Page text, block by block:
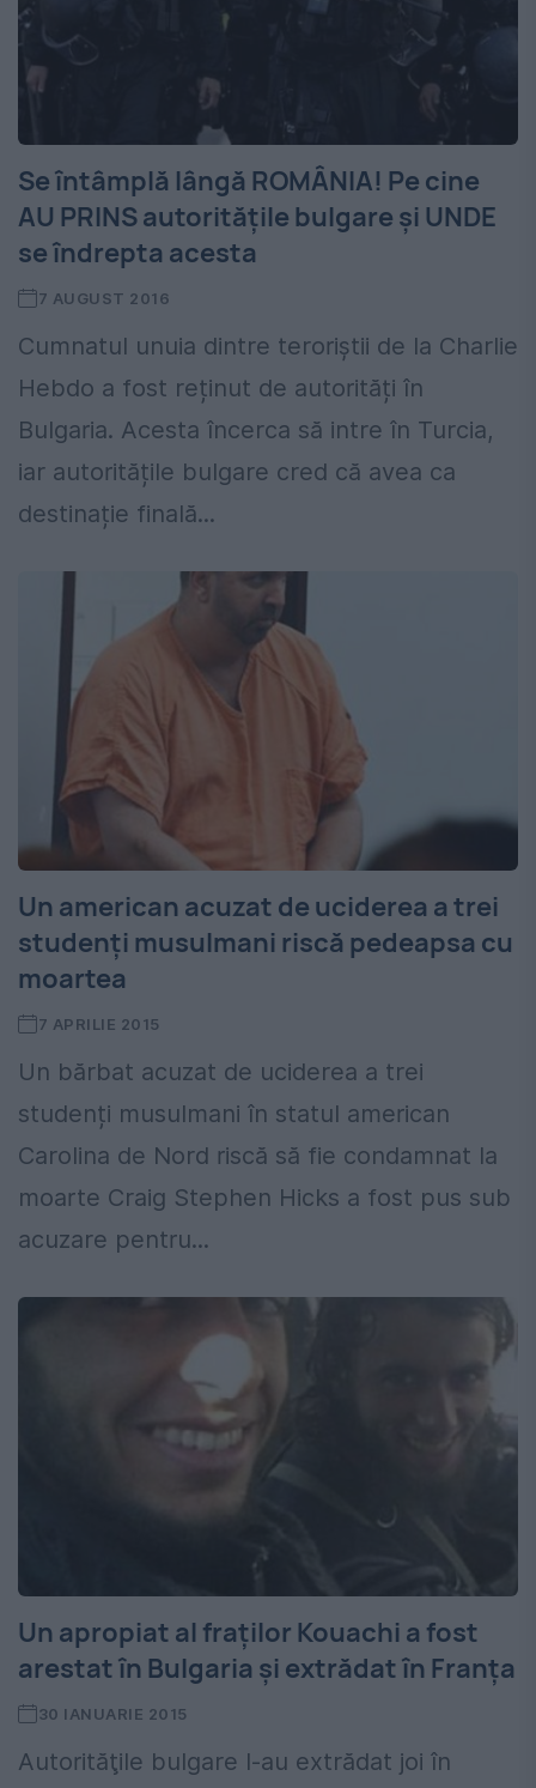
Se întâmplă lângă ROMÂNIA! Pe cine
AU PRINS autoritățile bulgare și UNDE
se îndrepta acesta
7 AUGUST 2016
Cumnatul unuia dintre teroriștii de la Charlie
Hebdo a fost reținut de autorități în
Bulgaria. Acesta încerca să intre în Turcia,
iar autoritățile bulgare cred că avea ca
destinație finală...
Un american acuzat de uciderea a trei
studenți musulmani riscă pedeapsa cu
moartea
7 APRILIE 2015
Un bărbat acuzat de uciderea a trei
studenți musulmani în statul american
Carolina de Nord riscă să fie condamnat la
moarte Craig Stephen Hicks a fost pus sub
acuzare pentru...
Un apropiat al fraților Kouachi a fost
arestat în Bulgaria și extrădat în Franța
30 IANUARIE 2015
Autorităţile bulgare l-au extrădat joi în